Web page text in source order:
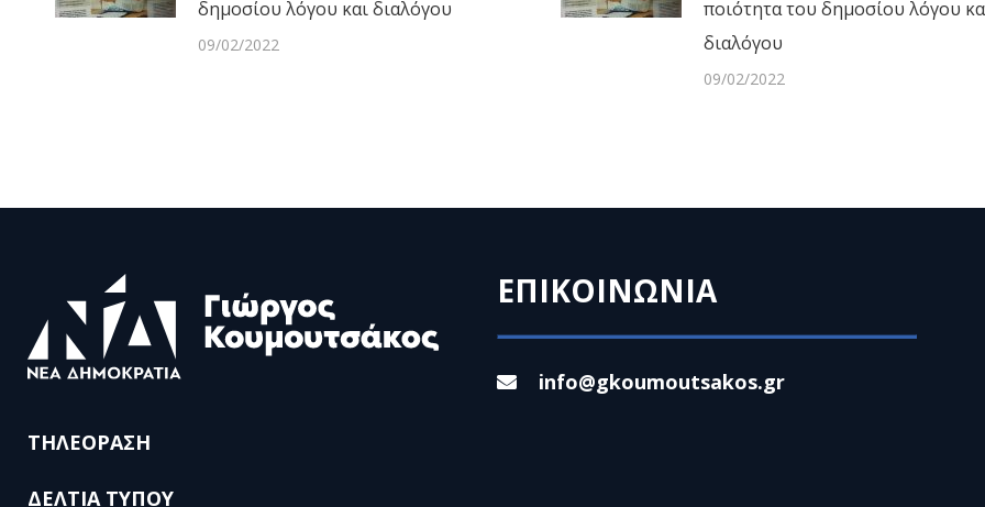
δημοσίου λόγου και διαλόγου
09/02/2022
ποιότητα του δημοσίου λόγου
διαλόγου
09/02/2022
ΤΗΛΕΟΡΑΣΗ
ΔΕΛΤΙΑ ΤΥΠΟΥ
ΕΠΙΚΟΙΝΩΝΙΑ
info@gkoumoutsakos.gr